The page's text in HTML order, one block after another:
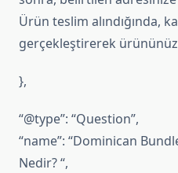
Ürün teslim alındığında,
gerçekleştirerek
},
“@type”: “Question”,
“name”: “Dominican
Nedir? “,